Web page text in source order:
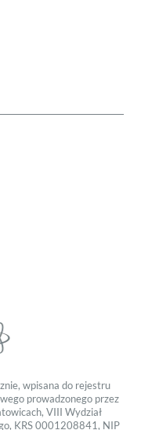
wpisana do rejestru
prowadzonego przez
VIII Wydział
KRS 0001208841, NIP